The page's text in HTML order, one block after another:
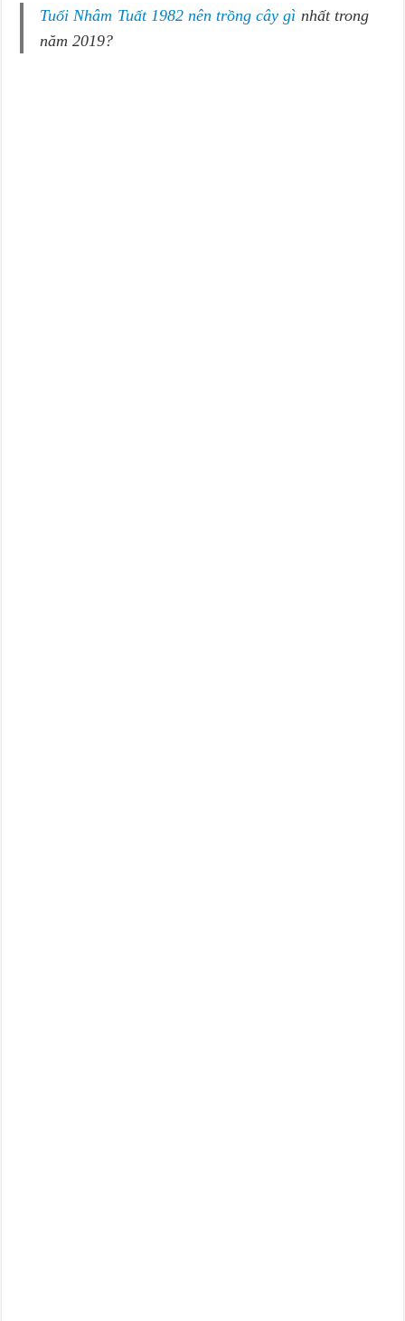
Tuổi Nhâm Tuất 1982 nên trồng cây gì nhất trong
năm 2019?